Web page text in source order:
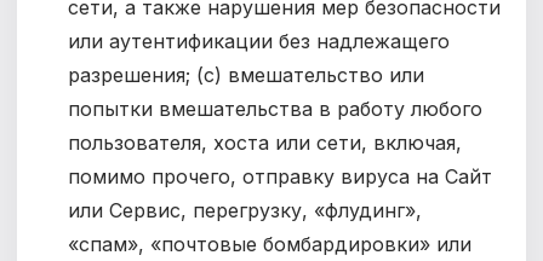
сети, а также нарушения мер безопасности
или аутентификации без надлежащего
разрешения; (c) вмешательство или
попытки вмешательства в работу любого
пользователя, хоста или сети, включая,
помимо прочего, отправку вируса на Сайт
или Сервис, перегрузку, «флудинг»,
«спам», «почтовые бомбардировки» или